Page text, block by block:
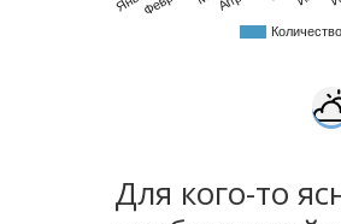
Для кого-то